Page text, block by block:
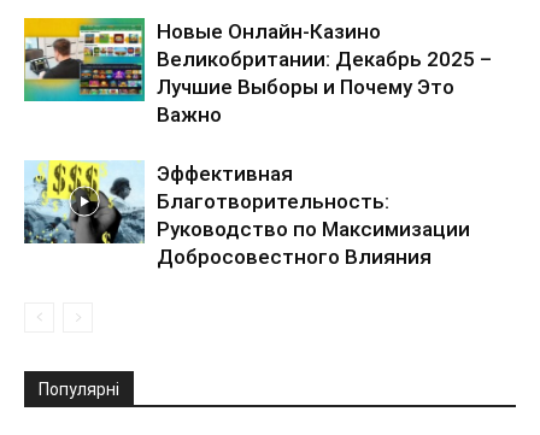
Новые Онлайн-Казино
Великобритании: Декабрь 2025 –
Лучшие Выборы и Почему Это
Важно
Эффективная
Благотворительность:
Руководство по Максимизации
Добросовестного Влияния
Популярні